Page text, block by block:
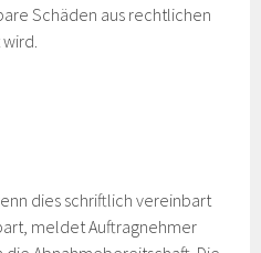
Schäden aus rechtlichen
dies schriftlich vereinbart
meldet Auftragnehmer